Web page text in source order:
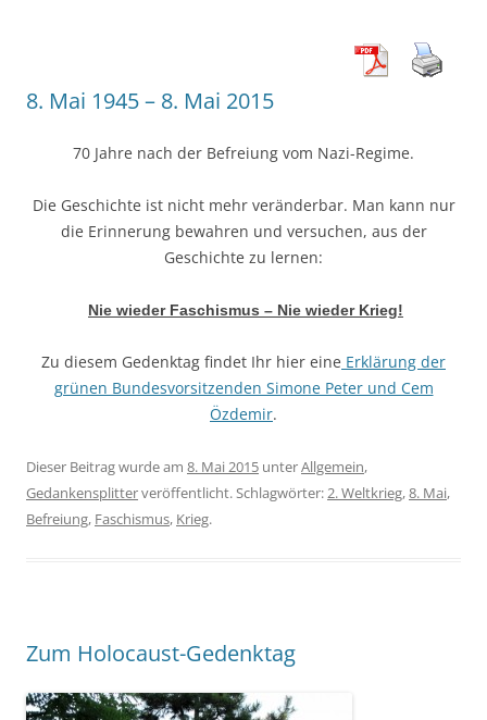
8. Mai 1945 – 8. Mai 2015
70 Jahre nach der Befreiung vom Nazi-Regime.
Die Geschichte ist nicht mehr veränderbar. Man kann nur
die Erinnerung bewahren und versuchen, aus der
Geschichte zu lernen:
Nie wieder Faschismus – Nie wieder Krieg!
Zu diesem Gedenktag findet Ihr hier eine Erklärung der
grünen Bundesvorsitzenden Simone Peter und Cem
Özdemir.
Dieser Beitrag wurde am 8. Mai 2015 unterAllgemein,
Gedankensplitterveröffentlicht. Schlagwörter:2. Weltkrieg,8. Mai,
Befreiung, Faschismus, Krieg.
Zum Holocaust-Gedenktag